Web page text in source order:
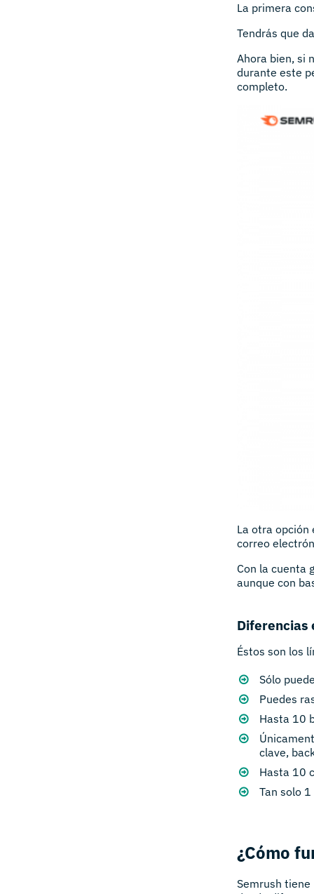
La primera
Tendrás que
Ahora bien, si
durante este
completo.
La otra opción
correo
Con la cuenta
aunque con
Diferencias
Éstos son los
Sólo
Puedes
Hasta 10
clave,
Hasta 10
Tan solo
¿Cómo
Semrush